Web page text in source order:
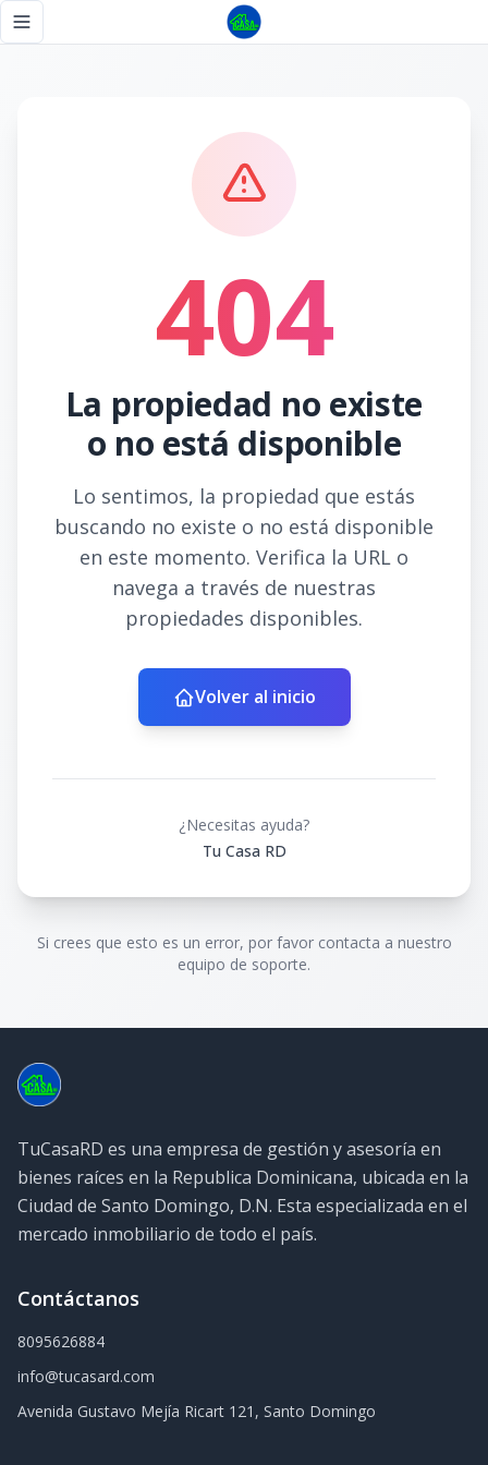
Toggle navigation menu
404
La propiedad no existe
o no está disponible
Lo sentimos, la propiedad que estás
buscando no existe o no está disponible
en este momento. Verifica la URL o
navega a través de nuestras
propiedades disponibles.
Volver al inicio
¿Necesitas ayuda?
Tu Casa RD
Si crees que esto es un error, por favor contacta a nuestro
equipo de soporte.
TuCasaRD es una empresa de gestión y asesoría en
bienes raíces en la Republica Dominicana, ubicada en la
Ciudad de Santo Domingo, D.N. Esta especializada en el
mercado inmobiliario de todo el país.
Contáctanos
8095626884
info@tucasard.com
Avenida Gustavo Mejía Ricart 121, Santo Domingo
Página no encontrada - Tu Casa RD